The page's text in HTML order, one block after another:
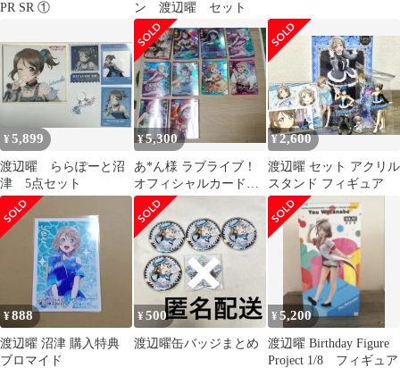
PR SR ①
ン 渡辺曜 セット
¥5,899
渡辺曜 ららぽーと沼
津 5点セット
¥5,300
あ*ん様 ラブライブ！
オフィシャルカードゲ
ーム まとめ売り
¥2,600
渡辺曜 セット アクリル
スタンド フィギュア
¥888
渡辺曜 沼津 購入特典
ブロマイド
¥500
渡辺曜缶バッジまとめ
¥5,200
渡辺曜 Birthday Figure
Project 1/8 フィギュア